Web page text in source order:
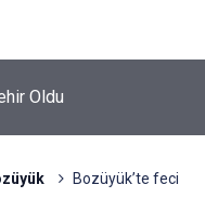
Oldu
Bozüyük’te feci